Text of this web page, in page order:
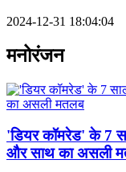
2024-12-31 18:04:04
मनोरंजन
'डियर कॉमरेड' के 7
और साथ का असली